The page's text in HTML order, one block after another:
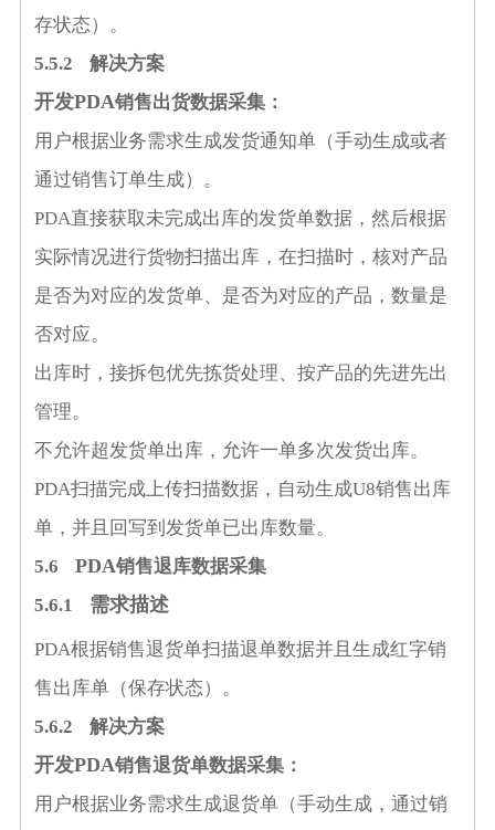
存状态）。
5.5.2
解决方案
开发PDA销售出货数据采集：
用户根据业务需求生成发货通知单（手动生成或者
通过销售订单生成）。
PDA直接获取未完成出库的发货单数据，然后根据
实际情况进行货物扫描出库，在扫描时，核对产品
是否为对应的发货单、是否为对应的产品，数量是
否对应。
出库时，接拆包优先拣货处理、按产品的先进先出
管理。
不允许超发货单出库，允许一单多次发货出库。
PDA扫描完成上传扫描数据，自动生成U8销售出库
单，并且回写到发货单已出库数量。
5.6
PDA销售退库数据采集
5.6.1
需求描述
PDA根据销售退货单扫描退单数据并且生成红字销
售出库单（保存状态）。
5.6.2 解决方案
开发PDA销售退货单数据采集：
用户根据业务需求生成退货单（手动生成，通过销